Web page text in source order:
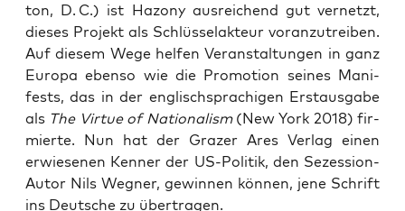
ton, D. C.) ist Hazo­ny aus­rei­chend gut ver­netzt,
die­ses Pro­jekt als Schlüs­sel­ak­teur vor­an­zu­trei­ben.
Auf die­sem Wege hel­fen Ver­an­stal­tun­gen in ganz
Eu­ropa eben­so wie die Pro­mo­ti­on sei­nes Mani­
fests, das in der eng­lisch­spra­chi­gen Erst­aus­ga­be
als The Vir­tue of Natio­na­lism(New York 2018) fir­
mier­te. Nun hat der Gra­zer Ares Ver­lag einen
erwie­se­nen Ken­ner der US-Poli­tik, den Sezes­si­on-
Autor Nils Weg­ner, gewin­nen kön­nen, jene Schrift
ins Deut­sche zu übertragen.